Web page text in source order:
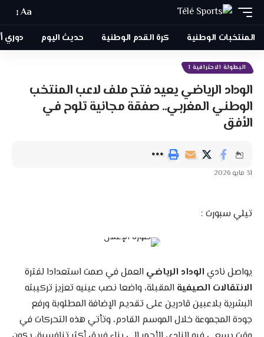
Aa
المنتخبات الوطنية كرة القدم الوطنية حديث اليوم دوري
البطولة الاحترافية 1
الوداد الرياضي يعيد فتح ملف لاعب المنتخب
الوطني المغربي.. صفقة مجانية تلوح في
الأفق
تيلي سبورت :
يواصل ناديالوداد الرياضيالعمل في صمت استعدادا لفترة
الانتقالات الصيفيةالمقبلة، واضعا نصب عينيه تعزيز تركيبته
البشرية بلاعبين قادرين على تقديم الإضافة المطلوبة ورفع
جودة المجموعة خلال الموسم القادم، وتأتي هذه التحركات في